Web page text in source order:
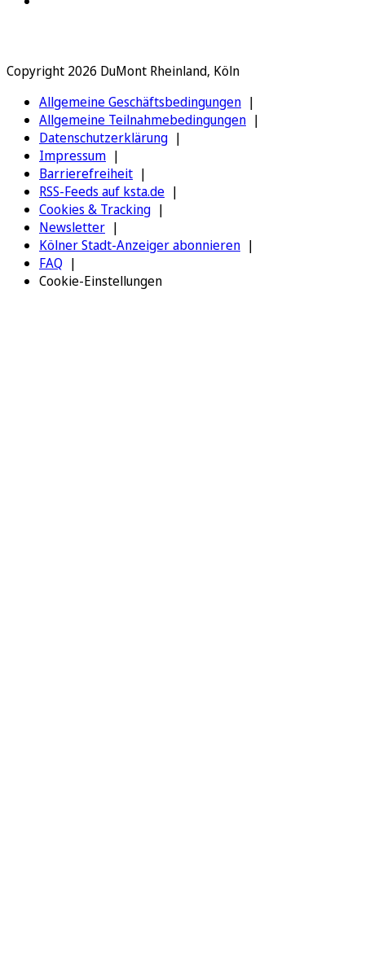
Copyright 2026 DuMont Rheinland, Köln
Allgemeine Geschäftsbedingungen
Allgemeine Teilnahmebedingungen
Datenschutzerklärung
Impressum
Barrierefreiheit
RSS-Feeds auf ksta.de
Cookies & Tracking
Newsletter
Kölner Stadt-Anzeiger abonnieren
FAQ
Cookie-Einstellungen